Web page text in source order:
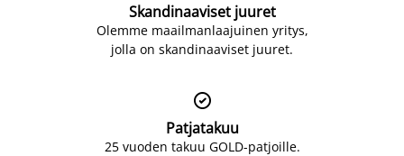
Skandinaaviset juuret
Olemme maailmanlaajuinen yritys,
jolla on skandinaaviset juuret.

Patjatakuu
25 vuoden takuu GOLD-patjoille.